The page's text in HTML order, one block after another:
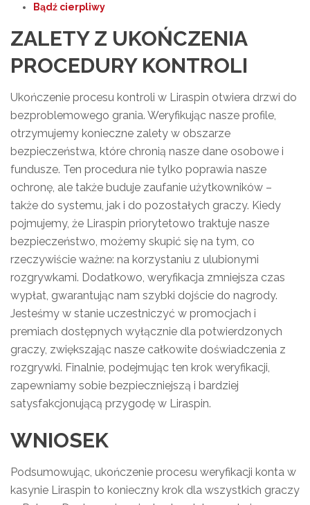
Bądź cierpliwy
ZALETY Z UKOŃCZENIA
PROCEDURY KONTROLI
Ukończenie procesu kontroli w Liraspin otwiera drzwi do
bezproblemowego grania. Weryfikując nasze profile,
otrzymujemy konieczne zalety w obszarze
bezpieczeństwa, które chronią nasze dane osobowe i
fundusze. Ten procedura nie tylko poprawia nasze
ochronę, ale także buduje zaufanie użytkowników –
także do systemu, jak i do pozostałych graczy. Kiedy
pojmujemy, że Liraspin priorytetowo traktuje nasze
bezpieczeństwo, możemy skupić się na tym, co
rzeczywiście ważne: na korzystaniu z ulubionymi
rozgrywkami. Dodatkowo, weryfikacja zmniejsza czas
wypłat, gwarantując nam szybki dojście do nagrody.
Jesteśmy w stanie uczestniczyć w promocjach i
premiach dostępnych wyłącznie dla potwierdzonych
graczy, zwiększając nasze całkowite doświadczenia z
rozgrywki. Finalnie, podejmując ten krok weryfikacji,
zapewniamy sobie bezpieczniejszą i bardziej
satysfakcjonującą przygodę w Liraspin.
WNIOSEK
Podsumowując, ukończenie procesu weryfikacji konta w
kasynie Liraspin to konieczny krok dla wszystkich graczy